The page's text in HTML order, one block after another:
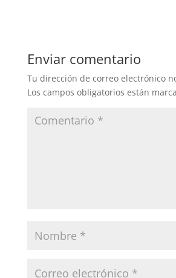
Enviar comentario
Tu dirección de correo electrónico
Los campos obligatorios están